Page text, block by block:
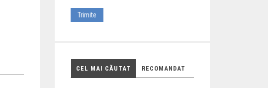
CEL MAI CĂUTAT RECOMANDAT